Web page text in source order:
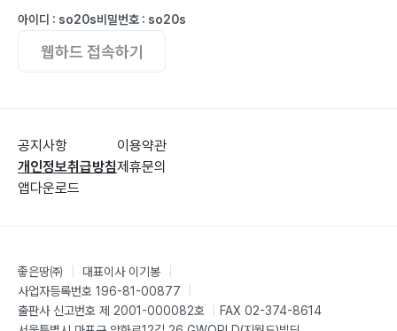
아이디 : so20s비밀번호 : so20s
웹하드 접속하기
공지사항
개인정보취급방침
앱다운로드
이용약관
제휴문의
좋은땅㈜ 대표이사 이기봉
사업자등록번호 196-81-00877
출판사 신고번호 제 2001-000082호
FAX 02-374-8614